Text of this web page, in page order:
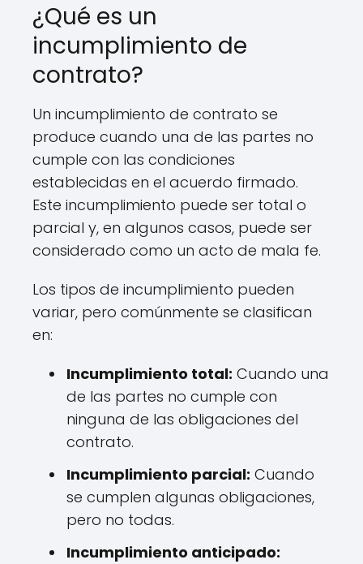
¿Qué es un
incumplimiento de
contrato?
Un incumplimiento de contrato se
produce cuando una de las partes no
cumple con las condiciones
establecidas en el acuerdo firmado.
Este incumplimiento puede ser total o
parcial y, en algunos casos, puede ser
considerado como un acto de mala fe.
Los tipos de incumplimiento pueden
variar, pero comúnmente se clasifican
en:
Incumplimiento total: Cuando una
de las partes no cumple con
ninguna de las obligaciones del
contrato.
Incumplimiento parcial: Cuando
se cumplen algunas obligaciones,
pero no todas.
Incumplimiento anticipado: